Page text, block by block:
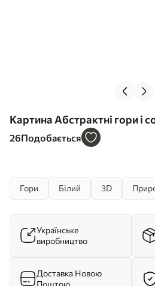
Картина Абстрактні гори і
26Подобається
Гори Білий 3D
Українське
виробництво
Доставка Новою
Поштою